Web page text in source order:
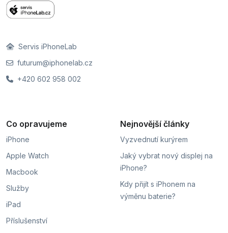
Servis iPhoneLab
futurum@iphonelab.cz
+420 602 958 002
Co opravujeme
iPhone
Apple Watch
Macbook
Služby
iPad
Příslušenství
Nejnovější články
Vyzvednutí kurýrem
Jaký vybrat nový displej na
iPhone?
Kdy přijít s iPhonem na
výměnu baterie?